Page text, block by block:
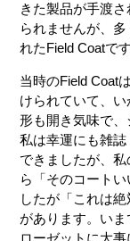
きた製品が手渡
られませんが、
れたField Coatです
当時のField Coat
けられていて、
形も開き気味で、
私は幸運にも雑
できましたが、
ら「そのコート
したが「これは
があります。い